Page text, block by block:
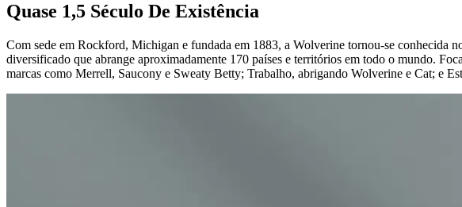
Quase 1,5 Século De Existência
Com sede em Rockford, Michigan e fundada em 1883, a Wolverine tornou-se conhecida
diversificado que abrange aproximadamente 170 países e territórios em todo o mundo.
marcas como Merrell, Saucony e Sweaty Betty; Trabalho, abrigando Wolverine e Cat; e